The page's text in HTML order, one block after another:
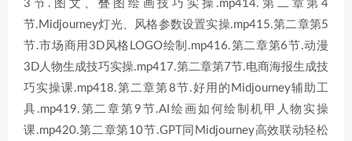
3节.图文、叠图绘画技巧实操.mp414.第二章第4
节.Midjourney灯光、风格参数设置实操.mp415.第二章第5
节.市场商用3D风格LOGO绘制.mp416.第二章第6节.动漫
3D人物生成技巧实操.mp417.第二章第7节.电商海报生成技
巧实操课.mp418.第二章第8节.好用的Midjourney辅助工
具.mp419.第二章第9节.AI绘画如何绘制机甲人物实操
课.mp420.第二章第10节.GPT同Midjourney高效联动轻松